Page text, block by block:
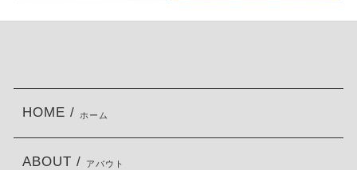
HOME / ホーム
ABOUT / アバウト